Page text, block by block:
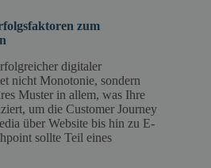
zum
digitaler
nicht Monotonie, sondern
Muster in allem, was Ihre
um die Customer Journey
über Website bis hin zu E-
sollte Teil eines